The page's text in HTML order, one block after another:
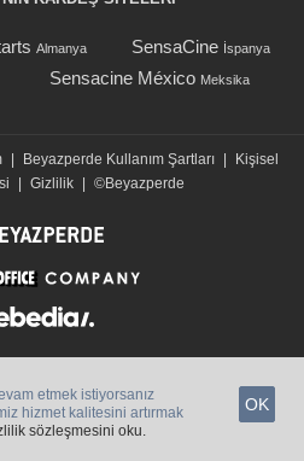
Almanya SensaCine İspanya
Sensacine México Meksika
Beyazperde Kullanım Şartları
Kişisel
Gizlilik ©Beyazperde
etmek istiyorsanız
hizmet kalitesini artırmak
sözleşmesini oku.
OK